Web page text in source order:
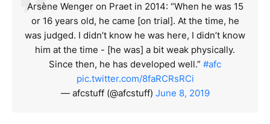
Arsène Wenger on Praet in 2014: “When he was 15
or 16 years old, he came [on trial]. At the time, he
was judged. I didn’t know he was here, I didn’t know
him at the time - [he was] a bit weak physically.
Since then, he has developed well.” #afc
pic.twitter.com/8faRCRsRCi
— afcstuff (@afcstuff) June 8, 2019